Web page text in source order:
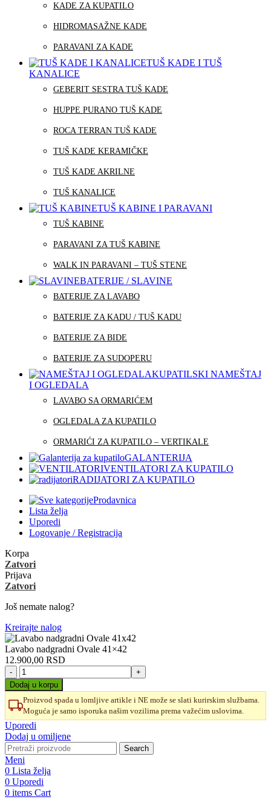
KADE ZA KUPATILO
HIDROMASAŽNE KADE
PARAVANI ZA KADE
TUŠ KADE I TUŠ
KANALICE
GEBERIT SESTRA TUŠ KADE
HUPPE PURANO TUŠ KADE
ROCA TERRAN TUŠ KADE
TUŠ KADE KERAMIČKE
TUŠ KADE AKRILNE
TUŠ KANALICE
TUŠ KABINE I PARAVANI
TUŠ KABINE
PARAVANI ZA TUŠ KABINE
WALK IN PARAVANI – TUŠ STENE
BATERIJE / SLAVINE
BATERIJE ZA LAVABO
BATERIJE ZA KADU / TUŠ KADU
BATERIJE ZA BIDE
BATERIJE ZA SUDOPERU
KUPATILSKI NAMEŠTAJ
I OGLEDALA
LAVABO SA ORMARIĆEM
OGLEDALA ZA KUPATILO
ORMARIĆI ZA KUPATILO – VERTIKALE
GALANTERIJA
VENTILATORI ZA KUPATILO
RADIJATORI ZA KUPATILO
Prodavnica
Lista želja
Uporedi
Logovanje / Registracija
Korpa
Zatvori
Prijava
Zatvori
Još nemate nalog?
Kreirajte nalog
Lavabo nadgradni Ovale 41×42
12.900,00 RSD
Lavabo
nadgradni
Ovale
41x42
količina
Dodaj u korpu
Proizvod spada u lomljive artikle i NE može se slati kurirskim službama.
Moguća je samo isporuka našim vozilima prema važećim uslovima.
Uporedi
Dodaj u omiljene
Search
Meni
0 Lista želja
0 Uporedi
0 items Cart